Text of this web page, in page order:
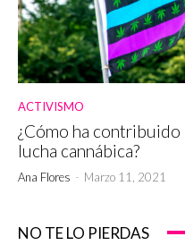
ACTIVISMO
¿Cómo ha contribuido
lucha cannábica?
Ana Flores - Marzo 11, 2021
NO TE LO PIERDAS